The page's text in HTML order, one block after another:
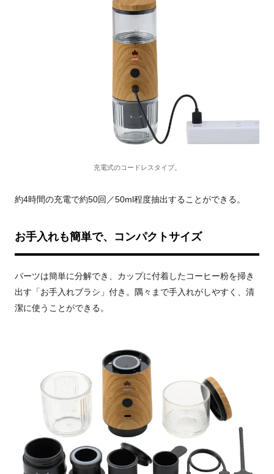
充電式のコードレスタイプ。
約4時間の充電で約50回／50ml程度抽出することができる。
お手入れも簡単で、コンパクトサイズ
パーツは簡単に分解でき、カップに付着したコーヒー粉を掃き
出す「お手入れブラシ」付き。隅々まで手入れがしやすく、清
潔に使うことができる。